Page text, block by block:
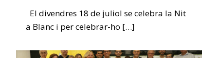
El divendres 18 de juliol se celebra la Nit
a Blanc i per celebrar-ho […]